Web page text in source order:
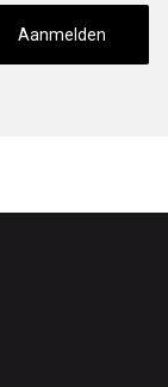
Aanmelden